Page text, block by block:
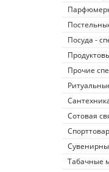
Посуда -
Прочие
Сотовая
Табачные